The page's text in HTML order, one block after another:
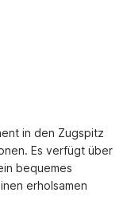
in den Zugspitz
Es verfügt über
bequemes
erholsamen